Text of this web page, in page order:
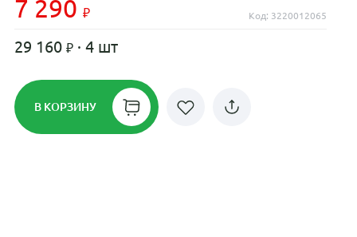
7 290 Код: 3220012065
29 160 · 4 шт
В КОРЗИНУ